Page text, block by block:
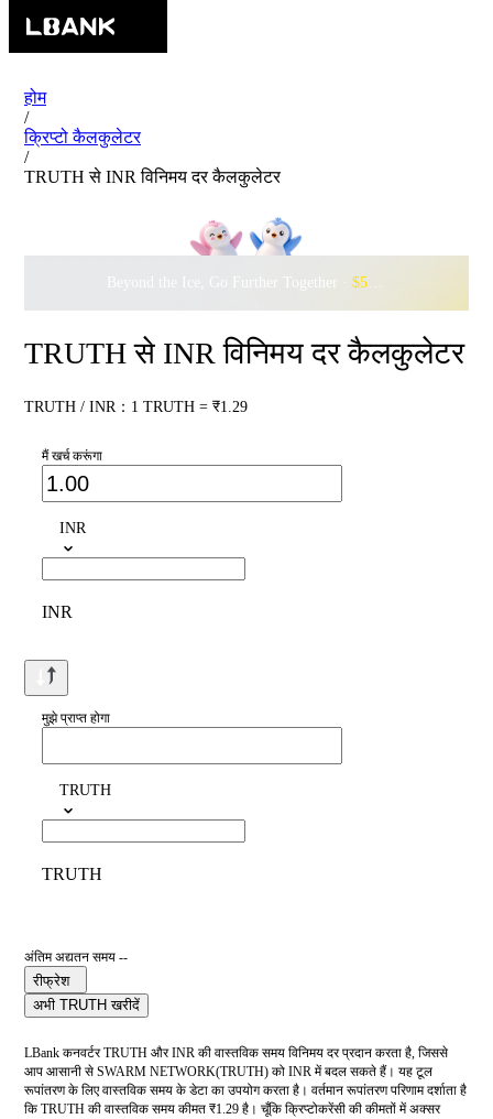
होम
/
क्रिप्टो कैलकुलेटर
/
TRUTH से INR विनिमय दर कैलकुलेटर
Beyond the Ice, Go Further Together · $500,000
TRUTH से INR विनिमय दर कैलकुलेटर
TRUTH / INR：1 TRUTH = ₹1.29
मैं खर्च करूंगा
INR
INR
मुझे प्राप्त होगा
TRUTH
TRUTH
अंतिम अद्यतन समय --
रीफ्रेश
अभी TRUTH खरीदें
LBank कनवर्टर TRUTH और INR की वास्तविक समय विनिमय दर प्रदान करता है, जिससे
आप आसानी से SWARM NETWORK(TRUTH) को INR में बदल सकते हैं। यह टूल
रूपांतरण के लिए वास्तविक समय के डेटा का उपयोग करता है। वर्तमान रूपांतरण परिणाम दर्शाता है
कि TRUTH की वास्तविक समय कीमत ₹1.29 है। चूँकि क्रिप्टोकरेंसी की कीमतों में अक्सर